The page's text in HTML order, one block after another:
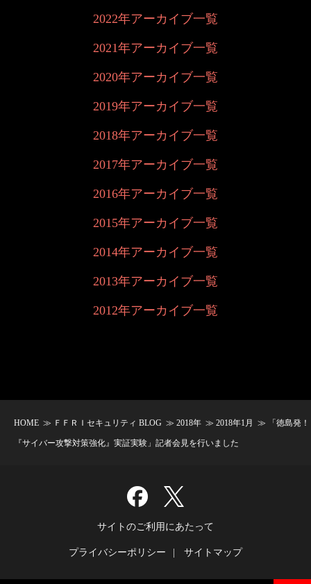
2022年アーカイブ一覧
2021年アーカイブ一覧
2020年アーカイブ一覧
2019年アーカイブ一覧
2018年アーカイブ一覧
2017年アーカイブ一覧
2016年アーカイブ一覧
2015年アーカイブ一覧
2014年アーカイブ一覧
2013年アーカイブ一覧
2012年アーカイブ一覧
HOME ≫ ＦＦＲＩセキュリティ BLOG ≫ 2018年 ≫ 2018年1月 ≫ 「徳島発！
『サイバー攻撃対策強化』実証実験」記者会見を行いました
サイトのご利用にあたって
プライバシーポリシー サイトマップ